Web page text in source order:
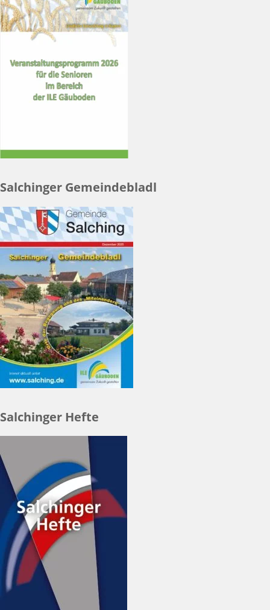
Salchinger Gemeindebladl
Salchinger Hefte